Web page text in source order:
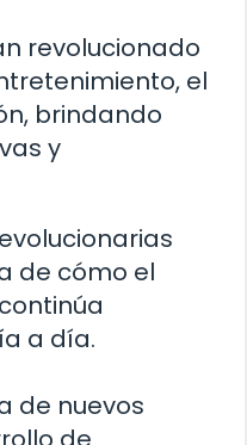
revolucionado
el
brindando
y
de cómo el
a día.
de nuevos